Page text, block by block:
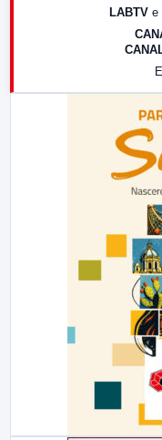
LABTV e